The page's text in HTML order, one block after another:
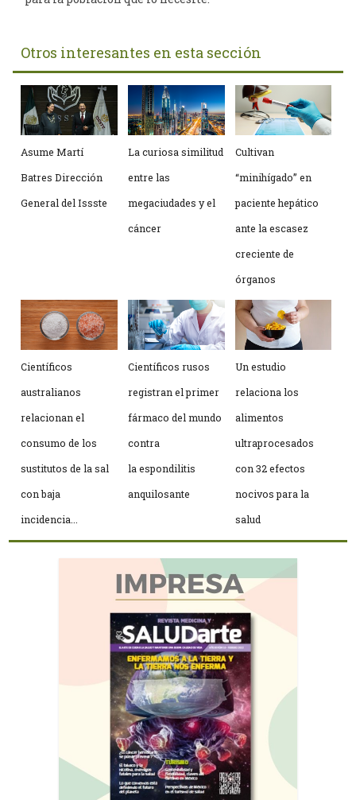
Otros interesantes en esta sección
Asume Martí
Batres Dirección
General del Issste
La curiosa similitud
entre las
megaciudades y el
cáncer
Cultivan
“minihígado” en
paciente hepático
ante la escasez
creciente de
órganos
Científicos
australianos
relacionan el
consumo de los
sustitutos de la sal
con baja
incidencia...
Científicos rusos
registran el primer
fármaco del mundo
contra
la espondilitis
anquilosante
Un estudio
relaciona los
alimentos
ultraprocesados
con 32 efectos
nocivos para la
salud